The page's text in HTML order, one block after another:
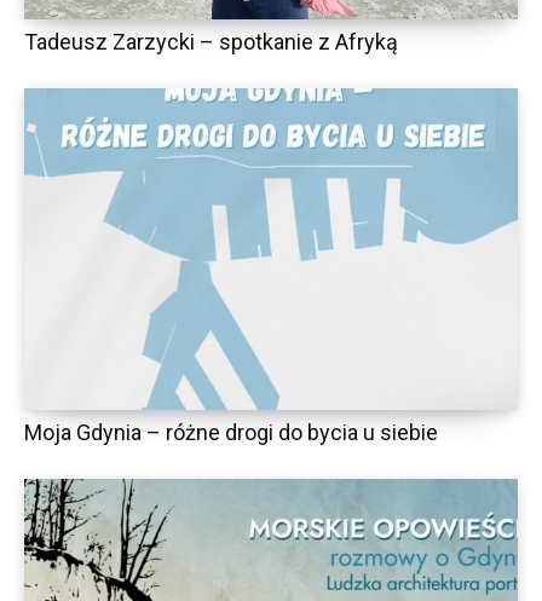
Tadeusz Zarzycki – spotkanie z Afryką
Moja Gdynia – różne drogi do bycia u siebie